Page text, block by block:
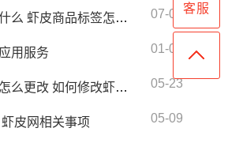
虾皮商品标签怎么填写 07-09
用服务 01-01
如何修改虾皮的主账号密码 05-23
皮网相关事项 05-09
客服